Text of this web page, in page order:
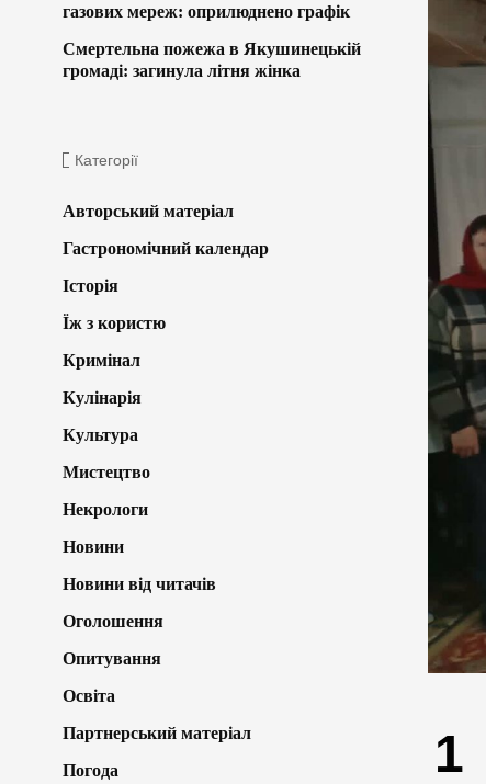
1
газових мереж: оприлюднено графік
Смертельна пожежа в Якушинецькій
громаді: загинула літня жінка
Категорії
Авторський матеріал
Гастрономічний календар
Історія
Їж з користю
Кримінал
Кулінарія
Культура
Мистецтво
Некрологи
Новини
Новини від читачів
Оголошення
Опитування
Освіта
Партнерський матеріал
Погода